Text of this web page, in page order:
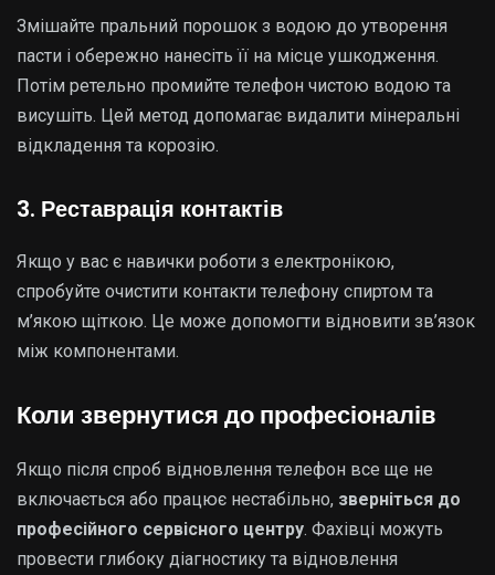
Змішайте пральний порошок з водою до утворення
пасти і обережно нанесіть її на місце ушкодження.
Потім ретельно промийте телефон чистою водою та
висушіть. Цей метод допомагає видалити мінеральні
відкладення та корозію.
3. Реставрація контактів
Якщо у вас є навички роботи з електронікою,
спробуйте очистити контакти телефону спиртом та
м’якою щіткою. Це може допомогти відновити зв’язок
між компонентами.
Коли звернутися до професіоналів
Якщо після спроб відновлення телефон все ще не
включається або працює нестабільно, зверніться до
професійного сервісного центру. Фахівці можуть
провести глибоку діагностику та відновлення